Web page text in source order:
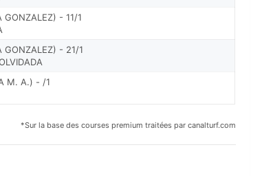
GONZALEZ) - 11/1
GONZALEZ) - 21/1
M. A.) - /1
*Sur la base des courses premium traitées par canalturf.com